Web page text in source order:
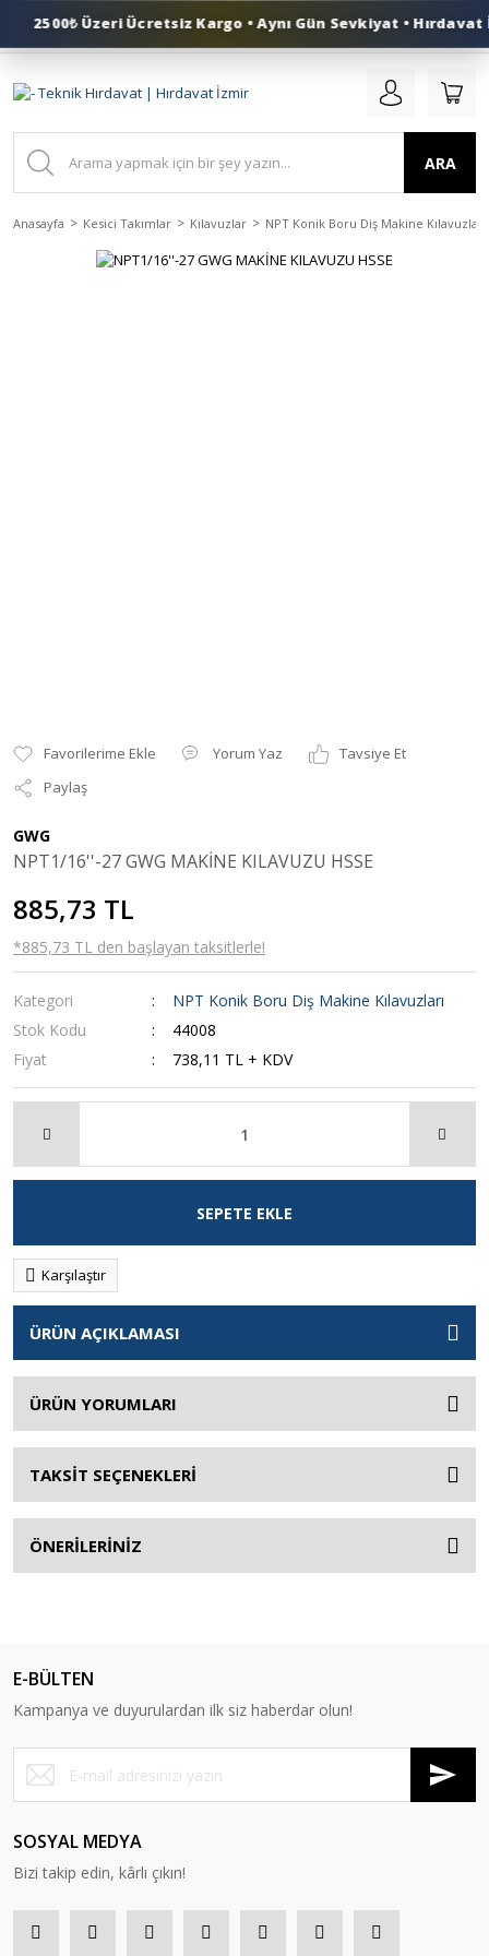
0 (553) 324 41 50
ARA
Anasayfa Kesici Takımlar Kılavuzlar NPT Konik Boru Diş Makine Kılavuzları
Yorum Yaz
Tavsiye Et
Paylaş
GWG
NPT1/16''-27 GWG MAKİNE KILAVUZU HSSE
885,73 TL
*885,73 TL den başlayan taksitlerle!
Kategori
NPT Konik Boru Diş Makine Kılavuzları
Stok Kodu
44008
Fiyat
738,11 TL + KDV
SEPETE EKLE
Karşılaştır
ÜRÜN AÇIKLAMASI
ÜRÜN YORUMLARI
TAKSİT SEÇENEKLERİ
ÖNERİLERİNİZ
E-BÜLTEN
Kampanya ve duyurulardan ilk siz haberdar olun!
SOSYAL MEDYA
Bizi takip edin, kârlı çıkın!
2500₺ Üzeri Ücretsiz Kargo • Aynı Gün Sevkiyat • Hırdavat